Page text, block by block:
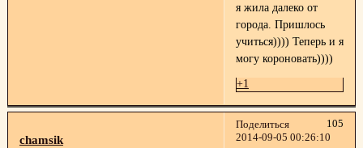
я жила далеко от
города. Пришлось
учиться)))) Теперь и я
могу короновать))))
+1
Поделиться
105
2014-09-05 00:26:10
chamsik